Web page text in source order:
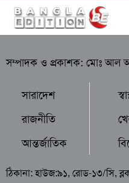
সম্পাদক ও প্রকাশক: মোঃ আল
সারাদেশ
রাজনীতি
আন্তর্জাতিক
ঠিকানা: হাউজ:৯১, রোড-১৩/সি,